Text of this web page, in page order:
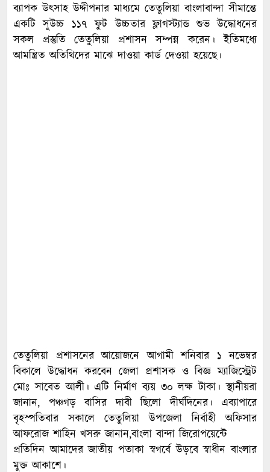
ব্যাপক উৎসাহ উদ্দীপনার মাধ্যমে তেতুলিয়া বাংলাবান্দা সীমান্তে
একটি সুউচ্চ ১১৭ ফুট উচ্চতার ফ্লাগস্ট্যান্ড শুভ উদ্ধোধনের
সকল প্রস্তুতি তেতুলিয়া প্রশাসন সম্পন্ন করেন। ইতিমধ্যে
আমন্ত্রিত অতিথিদের মাঝে দাওয়া কার্ড দেওয়া হয়েছে।
তেতুলিয়া প্রশাসনের আয়োজনে আগামী শনিবার ১ নভেম্বর
বিকালে উদ্ধোধন করবেন জেলা প্রশাসক ও বিজ্ঞ ম্যাজিস্ট্রেট
মোঃ সাবেত আলী। এটি নির্মাণ ব্যয় ৩০ লক্ষ টাকা। স্থানীয়রা
জানান, পঞ্চগড় বাসির দাবী ছিলো দীর্ঘদিনের। এব্যাপারে
বৃহস্পতিবার সকালে তেতুলিয়া উপজেলা নির্বাহী অফিসার
আফরোজ শাহিন খসরু জানান,বাংলা বান্দা জিরোপয়েন্টে
প্রতিদিন আমাদের জাতীয় পতাকা স্বগর্বে উড়বে স্বাধীন বাংলার
মুক্ত আকাশে।